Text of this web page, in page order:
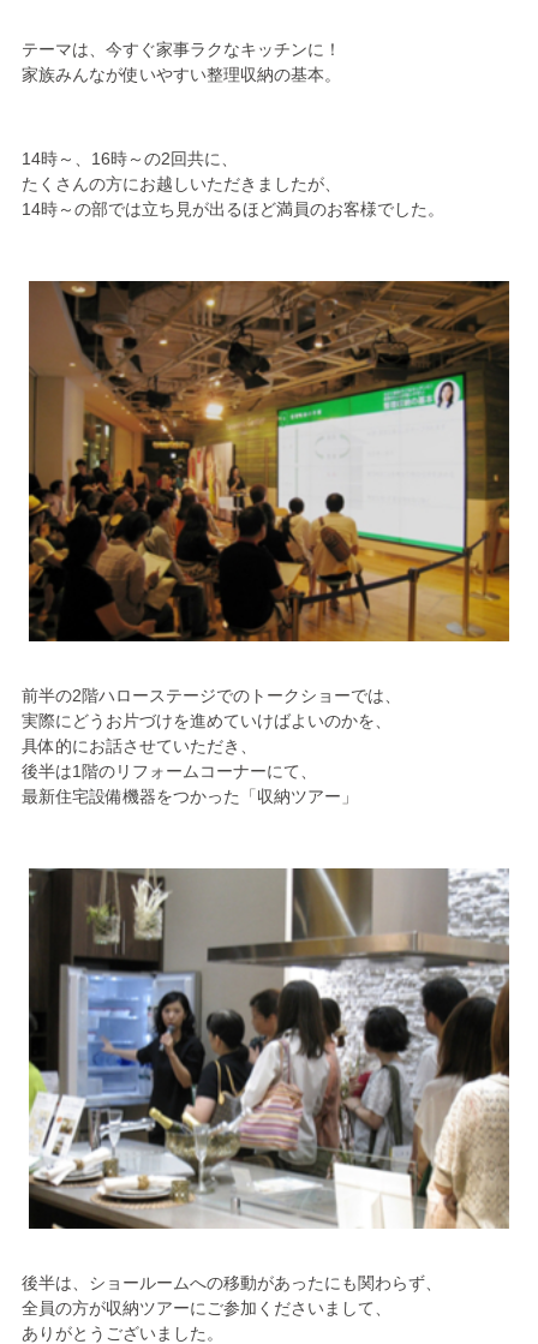
テーマは、今すぐ家事ラクなキッチンに！
家族みんなが使いやすい整理収納の基本。
14時～、16時～の2回共に、
たくさんの方にお越しいただきましたが、
14時～の部では立ち見が出るほど満員のお客様でした。
前半の2階ハローステージでのトークショーでは、
実際にどうお片づけを進めていけばよいのかを、
具体的にお話させていただき、
後半は1階のリフォームコーナーにて、
最新住宅設備機器をつかった「収納ツアー」
後半は、ショールームへの移動があったにも関わらず、
全員の方が収納ツアーにご参加くださいまして、
ありがとうございました。